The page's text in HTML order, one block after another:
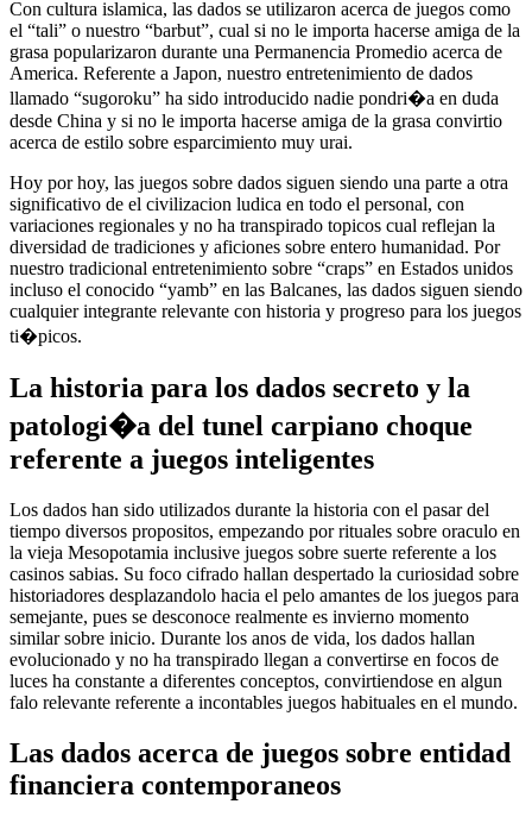
Con cultura islamica, las dados se utilizaron acerca de juegos como
el “tali” o nuestro “barbut”, cual si no le importa hacerse amiga de la
grasa popularizaron durante una Permanencia Promedio acerca de
America. Referente a Japon, nuestro entretenimiento de dados
llamado “sugoroku” ha sido introducido nadie pondri�a en duda
desde China y si no le importa hacerse amiga de la grasa convirtio
acerca de estilo sobre esparcimiento muy urai.
Hoy por hoy, las juegos sobre dados siguen siendo una parte a otra
significativo de el civilizacion ludica en todo el personal, con
variaciones regionales y no ha transpirado topicos cual reflejan la
diversidad de tradiciones y aficiones sobre entero humanidad. Por
nuestro tradicional entretenimiento sobre “craps” en Estados unidos
incluso el conocido “yamb” en las Balcanes, las dados siguen siendo
cualquier integrante relevante con historia y progreso para los juegos
ti�picos.
La historia para los dados secreto y la
patologi�a del tunel carpiano choque
referente a juegos inteligentes
Los dados han sido utilizados durante la historia con el pasar del
tiempo diversos propositos, empezando por rituales sobre oraculo en
la vieja Mesopotamia inclusive juegos sobre suerte referente a los
casinos sabias. Su foco cifrado hallan despertado la curiosidad sobre
historiadores desplazandolo hacia el pelo amantes de los juegos para
semejante, pues se desconoce realmente es invierno momento
similar sobre inicio. Durante los anos de vida, los dados hallan
evolucionado y no ha transpirado llegan a convertirse en focos de
luces ha constante a diferentes conceptos, convirtiendose en algun
falo relevante referente a incontables juegos habituales en el mundo.
Las dados acerca de juegos sobre entidad
financiera contemporaneos